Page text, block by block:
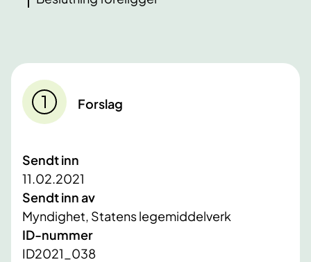
Forslag
Sendt inn
11.02.2021
Sendt inn av
Myndighet, Statens legemiddelverk
ID-nummer
ID2021_038